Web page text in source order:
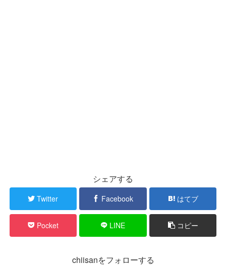
シェアする
Twitter Facebook はてブ
Pocket LINE コピー
chiisanをフォローする